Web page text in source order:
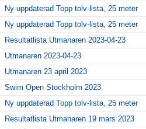
Ny uppdaterad Topp tolv-lista, 25 meter
Ny uppdaterad Topp tolv-lista, 25 meter
Resultatlista Utmanaren 2023-04-23
Utmanaren 2023-04-23
Utmanaren 23 april 2023
Swim Open Stockholm 2023
Ny uppdaterad Topp tolv-lista, 25 meter
Resultatlista Utmanaren 19 mars 2023